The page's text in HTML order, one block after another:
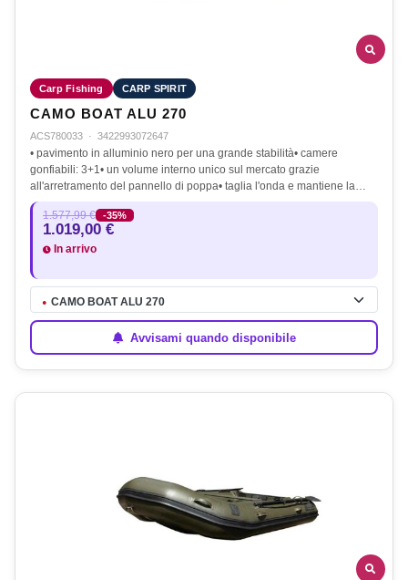
Carp Fishing CARP SPIRIT
CAMO BOAT ALU 270
ACS780033 · 3422993072647
• pavimento in alluminio nero per una grande stabilità• camere
gonfiabili: 3+1• un volume interno unico sul mercato grazie
all'arretramento del pannello di poppa• taglia l'onda e mantiene la…
1.577,99 € -35%
1.019,00 €
In arrivo
● CAMO BOAT ALU 270
Avvisami quando disponibile